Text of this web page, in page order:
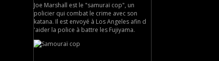
Joe Marshall est le "samuraï cop", un
policier qui combat le crime avec son
katana. Il est envoyé à Los Angeles afin d
'aider la police à battre les Fujiyama.